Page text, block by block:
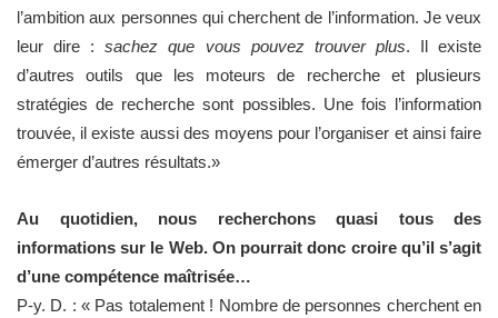
l’ambition aux personnes qui cherchent de l’information. Je veux
leur dire :sachez que vous pouvez trouver plus. Il existe
d’autres outils que les moteurs de recherche et plusieurs
stratégies de recherche sont possibles. Une fois l’information
trouvée, il existe aussi des moyens pour l’organiser et ainsi faire
émerger d’autres résultats.»
Au quotidien, nous recherchons quasi tous des
informations sur le Web. On pourrait donc croire qu’il s’agit
d’une compétence maîtrisée…
P-y. D. : « Pas totalement ! Nombre de personnes cherchent en